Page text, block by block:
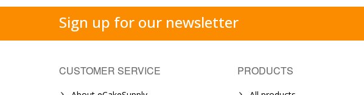
Sign up for our newsletter
CUSTOMER SERVICE PRODUCTS